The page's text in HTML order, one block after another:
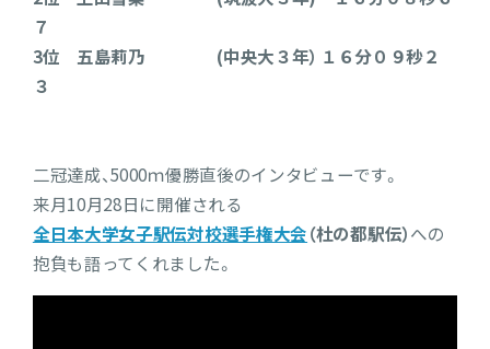
７
3位 五島莉乃 (中央大３年） １６分０９秒２
３
二冠達成、5000ｍ優勝直後のインタビューです。
来月10月28日に開催される
全日本大学女子駅伝対校選手権大会（杜の都駅伝）への
抱負も語ってくれました。